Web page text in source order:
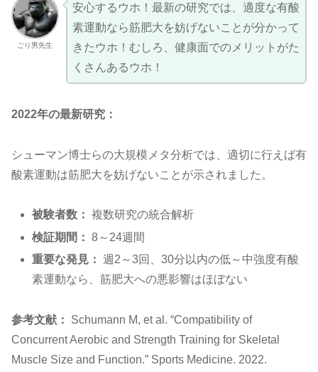
ごり男先生
安心するウホ！最新の研究では、適度な有酸
素運動なら筋肥大を妨げないことが分かって
きたウホ！むしろ、健康面でのメリットがた
くさんあるウホ！
2022年の最新研究：
シューマン博士らの大規模メタ分析では、適切に行えば有
酸素運動は筋肥大を妨げないことが示されました。
被験者数： 複数研究の統合解析
検証期間： 8～24週間
重要な発見： 週2～3回、30分以内の低～中強度有酸
素運動なら、筋肥大への悪影響はほぼない
参考文献：
Schumann M, et al. “Compatibility of
Concurrent Aerobic and Strength Training for Skeletal
Muscle Size and Function.” Sports Medicine. 2022.